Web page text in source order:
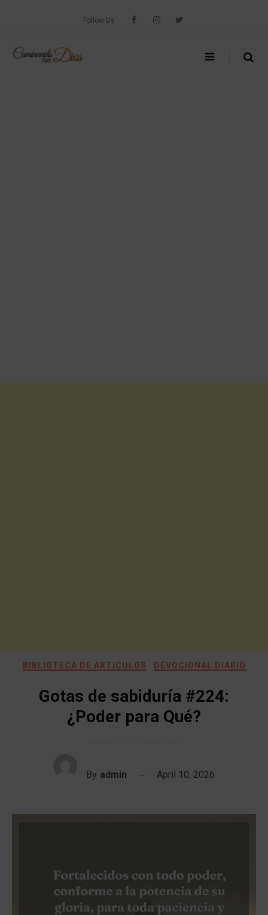
Follow Us
BIBLIOTECA DE ARTICULOS DEVOCIONAL DIARIO
Gotas de sabiduría #224:
¿Poder para Qué?
By admin April 10, 2026